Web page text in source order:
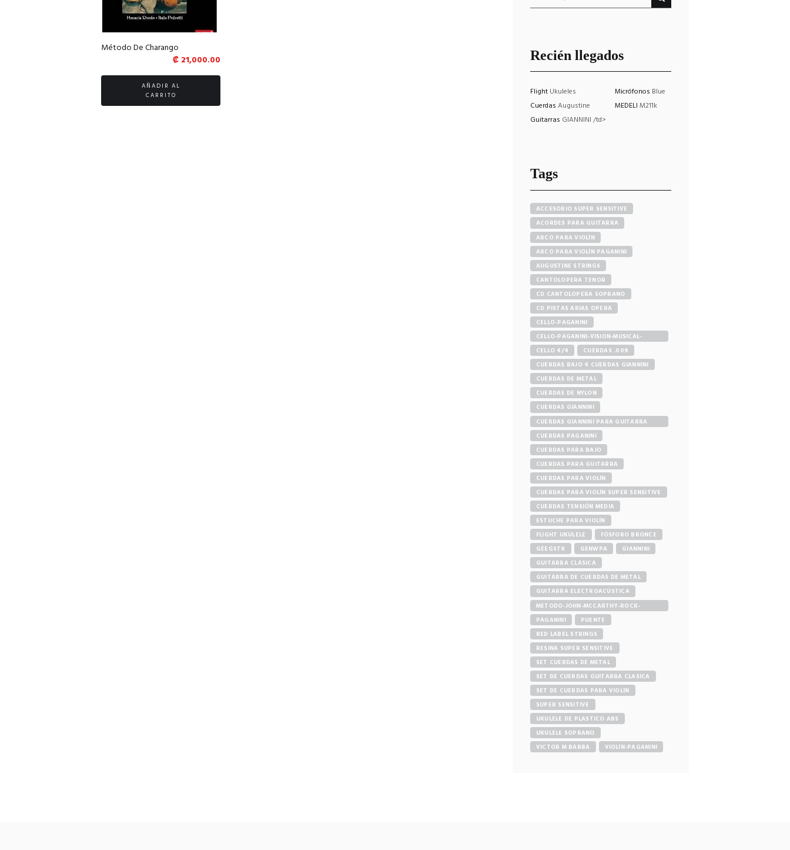
Método De Charango
₡ 21,000.00
AÑADIR AL
CARRITO
Recién llegados
Flight Ukuleles Micrófonos Blue
Cuerdas Augustine MEDELI M211k
Guitarras GIANNINI /td>
Tags
ACCESORIO SUPER SENSITIVE
ACORDES PARA GUITARRA
ARCO PARA VIOLÍN
ARCO PARA VIOLÍN PAGANINI
AUGUSTINE STRINGS
CANTOLOPERA TENOR
CD CANTOLOPERA SOPRANO
CD PISTAS ARIAS OPERA
CELLO-PAGANINI
CELLO-PAGANINI-VISION-MUSICAL-
STORE
CELLO 4/4
CUERDAS .009
CUERDAS BAJO 4 CUERDAS GIANNINI
CUERDAS DE METAL
CUERDAS DE NYLON
CUERDAS GIANNINI
CUERDAS GIANNINI PARA GUITARRA
ELÉCTRICA
CUERDAS PAGANINI
CUERDAS PARA BAJO
CUERDAS PARA GUITARRA
CUERDAS PARA VIOLÍN
CUERDAS PARA VIOLÍN SUPER SENSITIVE
CUERDAS TENSIÓN MEDIA
ESTUCHE PARA VIOLÍN
FLIGHT UKULELE
FÓSFORO BRONCE
GEEGST9
GENWPA
GIANNINI
GUITARRA CLÁSICA
GUITARRA DE CUERDAS DE METAL
GUITARRA ELECTROACÚSTICA
METODO-JOHN-MCCARTHY-ROCK-
GUITAR
PAGANINI
PUENTE
RED LABEL STRINGS
RESINA SUPER SENSITIVE
SET CUERDAS DE METAL
SET DE CUERDAS GUITARRA CLASICA
SET DE CUERDAS PARA VIOLÍN
SUPER SENSITIVE
UKULELE DE PLASTICO ABS
UKULELE SOPRANO
VICTOR M BARBA
VIOLÍN-PAGANINI